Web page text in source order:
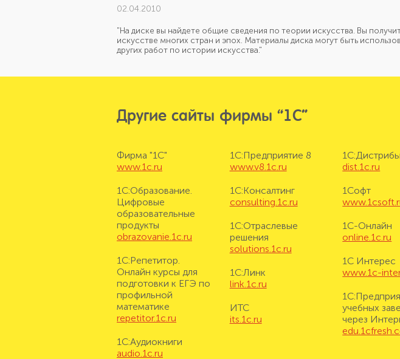
02.04.2010
"На диске вы найдете общие сведения по теории искусства. Вы
искусстве многих стран и эпох. Материалы диска могут быть
других работ по истории искусства."
Другие сайты фирмы “1С”
Фирма "1С"
www.1c.ru
1С:Образование.
Цифровые
образовательные
продукты
obrazovanie.1c.ru
1С:Репетитор.
Онлайн курсы для
подготовки к ЕГЭ по
профильной
математике
repetitor.1c.ru
1С:Аудиокниги
audio.1c.ru
1С:Предприятие 8
www.v8.1c.ru
1С:Консалтинг
consulting.1c.ru
1С:Отраслевые
решения
solutions.1c.ru
1С:Линк
link.1c.ru
ИТС
its.1c.ru
dist.1c.ru
1Софт
1С-Онлайн
online.1c.ru
1С Интерес
www.1c-
учебных
через